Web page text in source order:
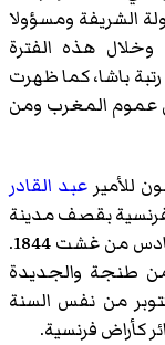
الشريفة ومسؤولا
وخلال هذه الفترة
باشا، كما ظهرت
عموم المغرب ومن
عبد القادر
بقصف مدينة
طنجة كخطوة انتقامية وذلك في اليوم السادس من غشت 1844.
طنجة والجديدة
من نفس السنة
كأراض فرنسية.